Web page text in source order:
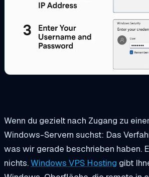
Wenn du gezielt nach Zugang zu
Windows-Servern suchst: Das
was wir gerade beschrieben haben.
nichts.Windows VPS Hosting gibt